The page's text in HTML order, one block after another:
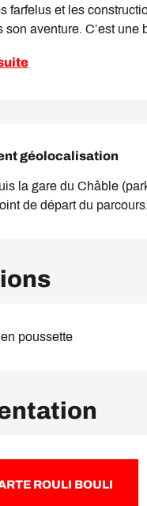
farfelus et les
son aventure. C’est
géolocalisation
géolocalisation
la gare du Châble
de départ du parcours.
poussette
ROULI BOULI